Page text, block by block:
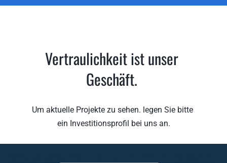
Vertraulichkeit ist unser
Geschäft.
Um aktuelle Projekte zu sehen. legen Sie bitte
ein Investitionsprofil bei uns an.